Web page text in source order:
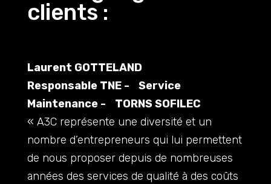
clients :
Laurent GOTTELAND
Responsable TNE - Service
Maintenance - TORNS SOFILEC
« A3C représente une diversité et un
nombre d’entrepreneurs qui lui permettent
de nous proposer depuis de nombreuses
années des services de qualité à des coûts